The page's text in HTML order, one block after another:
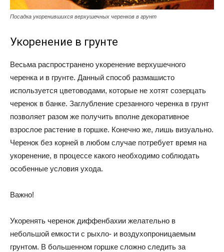
Посадка укоренившихся верхушечных черенков в грунт
Укоренение в грунте
Весьма распространено укоренение верхушечного
черенка и в грунте. Данный способ размашисто
используется цветоводами, которые не хотят созерцать
черенок в банке. Заглубление срезанного черенка в грунт
позволяет разом же получить вполне декоративное
взрослое растение в горшке. Конечно же, лишь визуально.
Черенок без корней в любом случае потребует время на
укоренение, в процессе какого необходимо соблюдать
особенные условия ухода.
Важно!
Укоренять черенок диффенбахии желательно в
небольшой емкости с рыхло- и воздухопроницаемым
грунтом. В большенном горшке сложно следить за